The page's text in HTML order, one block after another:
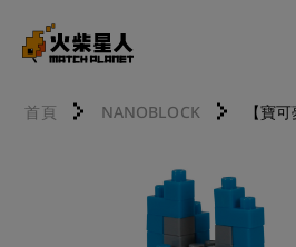
首頁 NANOBLOCK